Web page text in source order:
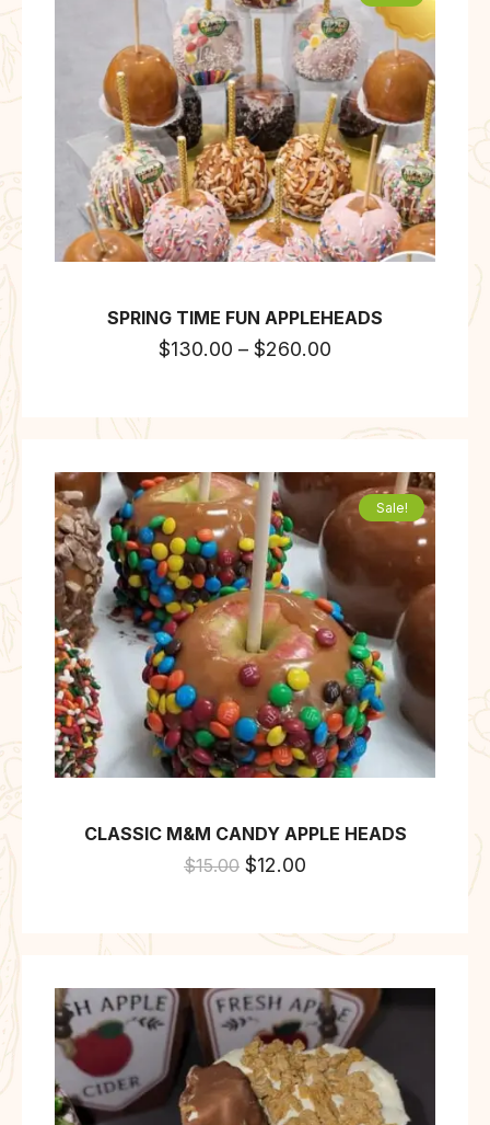
SPRING TIME FUN APPLEHEADS
$130.00 – $260.00
Sale!
CLASSIC M&M CANDY APPLE HEADS
$15.00 $12.00